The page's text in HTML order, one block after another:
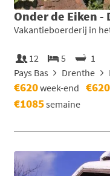
Onder de Eiken -
Vakantieboerderij in
12 5
1
Pays Bas
Drenthe
€620week-end €620
€1085semaine